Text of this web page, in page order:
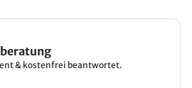
& kostenfrei beantwortet.